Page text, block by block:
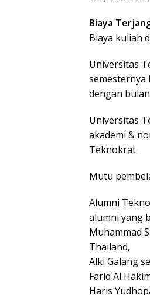
Biaya
Biaya kuliah
Universitas
semesternya
dengan
Universitas
akademi &
Teknokrat.
Mutu
Alumni
alumni yang
Muhammad
Thailand,
Alki Galang
Farid Al
Haris